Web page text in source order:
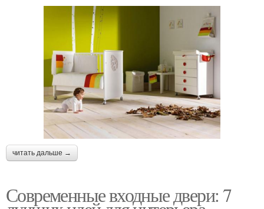
читать дальше →
Современные входные двери: 7